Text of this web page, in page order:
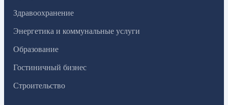
Здравоохранение
Энергетика и коммунальные услуги
Образование
Гостиничный бизнес
Строительство